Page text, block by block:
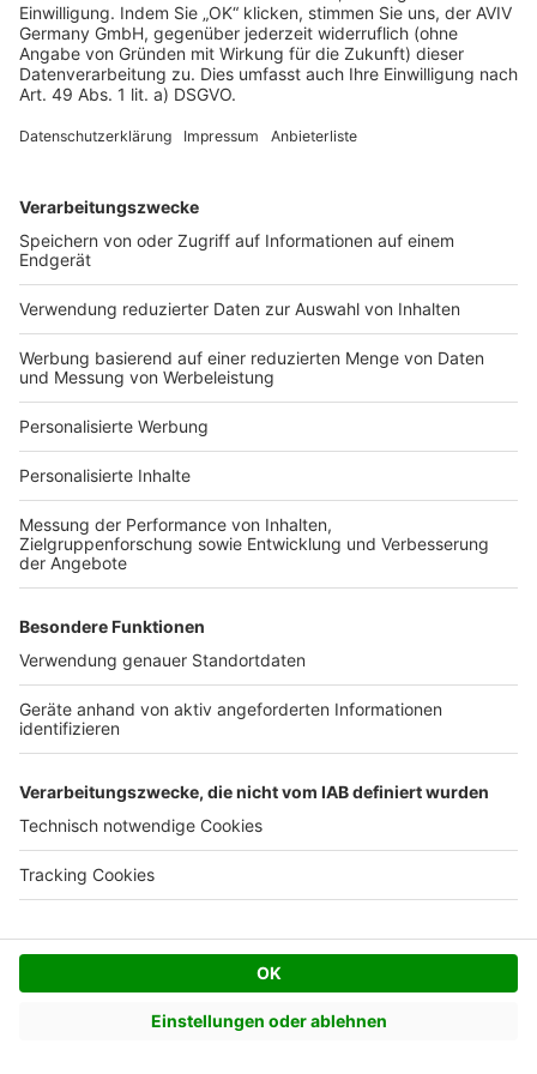
ab:
Der Käufer muss sich mit dem Verkäufer,
beziehungsweise dessen Makler auf einen Preis
Er braucht das nötige Geld oder aber eine
seinem Kreditgeber.
Beide Parteien treffen sich bei einem Notar, um
die Verträge zu unterzeichnen. Der Notar stellt
sicher, dass der Käufer tatsächlich den
vereinbarten Preis bekommt.
Erbbaurecht
Erbbaurecht ist eine Alternative zum Grundstückskauf.
Weiterlesen